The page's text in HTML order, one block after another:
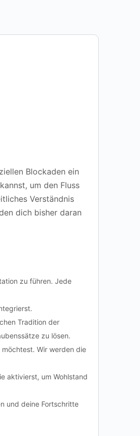
Blockaden ein
um den Fluss
Verständnis
dich bisher daran
zu führen. Jede
Tradition der
zu lösen.
Wir werden die
aktivierst, um Wohlstand
und deine Fortschritte